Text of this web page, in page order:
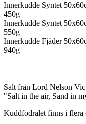
Innerkudde Syntet
450g
Innerkudde Syntet
550g
Innerkudde Fjäder
940g
Salt från Lord Nelson
"Salt in the air, Sand in
Kuddfodralet finns i flera